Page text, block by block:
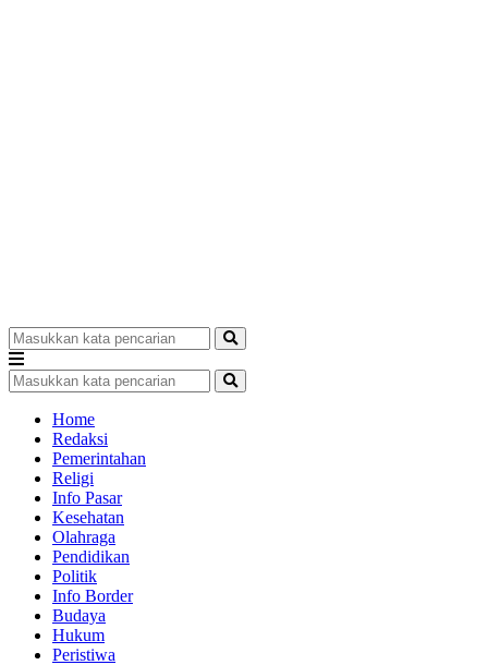
Home
Redaksi
Pemerintahan
Religi
Info Pasar
Kesehatan
Olahraga
Pendidikan
Politik
Info Border
Budaya
Hukum
Peristiwa